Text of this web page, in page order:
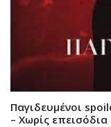
Παγιδευμένοι
– Χωρίς